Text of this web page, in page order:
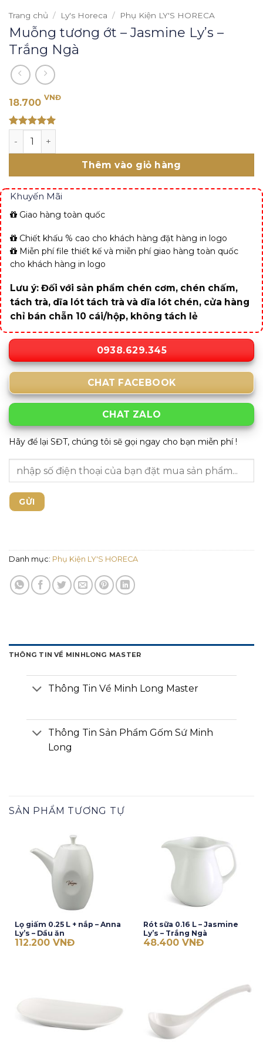
Trang chủ / Ly's Horeca / Phụ Kiện LY'S HORECA
Muỗng tương ớt – Jasmine Ly’s –
Trắng Ngà
18.700 VNĐ
out of 5
Muỗng tương ớt - Jasmine Ly's - Trắng Ngà số lượng
Thêm vào giỏ hàng
Khuyến Mãi
Giao hàng toàn quốc
Chiết khấu % cao cho khách hàng đặt hàng in logo
Miễn phí file thiết kế và miễn phí giao hàng toàn quốc
cho khách hàng in logo
Lưu ý: Đối với sản phẩm chén cơm, chén chấm,
tách trà, dĩa lót tách trà và dĩa lót chén, cửa hàng
chỉ bán chẵn 10 cái/hộp, không tách lẻ
0938.629.345
CHAT FACEBOOK
CHAT ZALO
Hãy để lại SĐT, chúng tôi sẽ gọi ngay cho bạn miễn phí !
Danh mục: Phụ Kiện LY'S HORECA
THÔNG TIN VỀ MINHLONG MASTER
Thông Tin Về Minh Long Master
Thông Tin Sản Phẩm Gốm Sứ Minh
Long
SẢN PHẨM TƯƠNG TỰ
Lọ giấm 0.25 L + nắp – Anna
Ly’s – Dầu ăn
112.200 VNĐ
Rót sữa 0.16 L – Jasmine
Ly’s – Trắng Ngà
48.400 VNĐ